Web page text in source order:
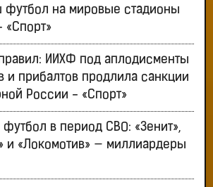
футбол на мировые стадионы
«Спорт»
ИИХФ под аплодисменты
и прибалтов продлила санкции
России - «Спорт»
в период СВО: «Зенит»,
и «Локомотив» — миллиардеры